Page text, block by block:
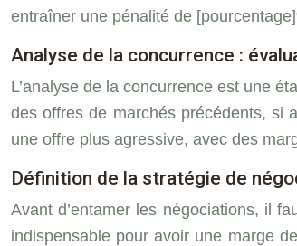
entraîner une pénalité de
Analyse de la concurrence :
L’analyse de la concurrence est une
des offres de marchés précédents, si
une offre plus agressive, avec des
Définition de la stratégie de
Avant d’entamer les négociations, il
indispensable pour avoir une marge